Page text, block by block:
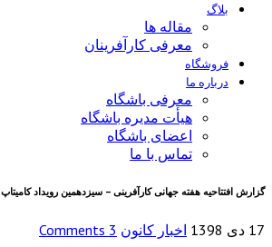
بلاگ
مقاله ها
معرفی کارآفرینان
فروشگاه
درباره ما
معرفی باشگاه
هیأت مدیره باشگاه
اعضای باشگاه
تماس با ما
گزارش افتتاحیه هفته جهانی کارآفرینی – سیزدهمین رویداد کامیتاپ
17 دی 1398 اخبار کانون 3 Comments